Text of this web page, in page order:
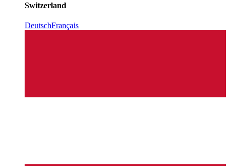
Switzerland
DeutschFrançais